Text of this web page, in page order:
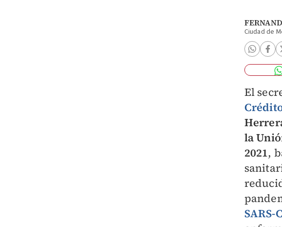
Ciudad de
El
la
2021,
SARS-